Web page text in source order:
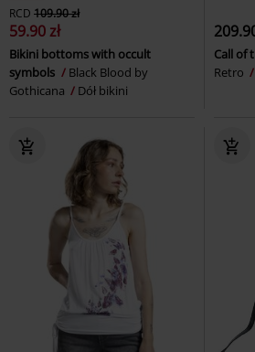
RCD 109.90 zł
59.90 zł
Bikini bottoms with occult
symbols
Black Blood by
Gothicana
Dół bikini
Call of
Retro